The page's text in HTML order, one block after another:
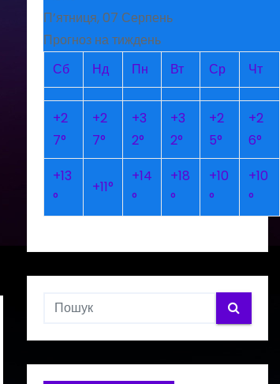
П’ятниця, 07 Серпень
Прогноз на тиждень
Сб
Нд Пн Вт Ср Чт
+2
7°
+2
7°
+3
2°
+3
2°
+2
5°
+2
6°
+13
°
+11°
+14
°
+18
°
+10
°
+10
°